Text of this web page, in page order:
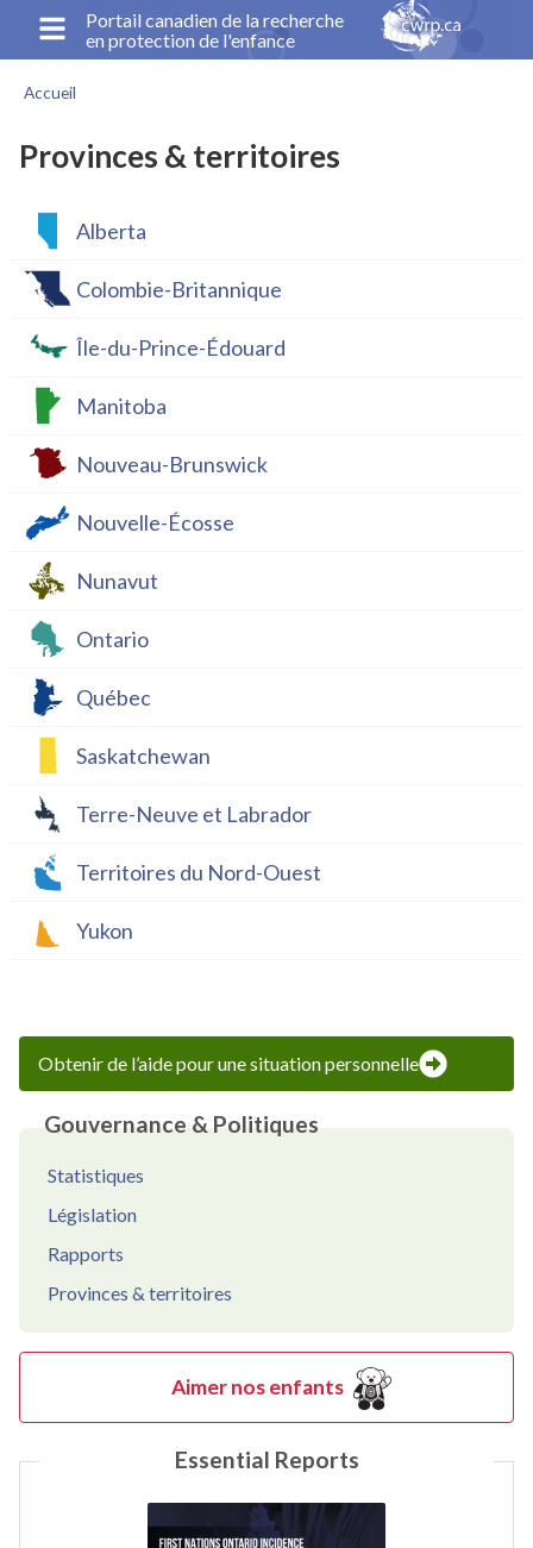
principal
Portail canadien de la recherche
en protection de l'enfance
d'Ariane
Accueil
Provinces & territoires
Alberta
Colombie-Britannique
Île-du-Prince-Édouard
Manitoba
Nouveau-Brunswick
Nouvelle-Écosse
Nunavut
Ontario
Québec
Saskatchewan
Terre-Neuve et Labrador
Territoires du Nord-Ouest
Yukon
Obtenir de l’aide pour une situation personnelle
Gouvernance & Politiques
Statistiques
Législation
Rapports
Provinces & territoires
Aimer nos enfants
Essential Reports